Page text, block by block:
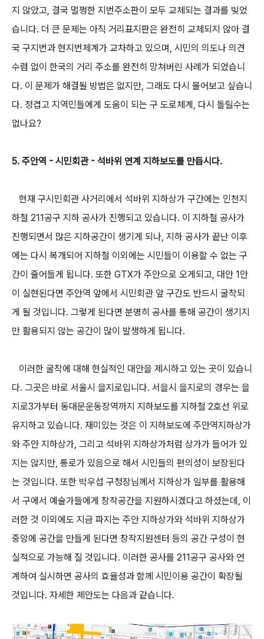
지 않았고, 결국 멀쩡한 지번주소판이 모두 교체되는 결과를 빚었
습니다. 더 큰 문제는 아직 거리표지판은 완전히 교체되지 않아 결
국 구지번과 현지번체계가 교차하고 있으며, 시민의 의도나 의견
수렴 없이 한국의 거리 주소를 완전히 망쳐버린 사례가 되었습니
다. 이 문제가 해결될 방법은 없지만, 그래도 다시 물어보고 싶습니
다. 정겹고 지역민들에게 도움이 되는 구 도로체계, 다시 돌릴수는
없나요?
5. 주안역 - 시민회관 - 석바위 연계 지하보도를 만듭시다.
현재 구시민회관 사거리에서 석바위 지하상가 구간에는 인천지
하철 211공구 지하 공사가 진행되고 있습니다. 이 지하철 공사가
진행되면서 많은 지하공간이 생기게 되나, 지하 공사가 끝난 이후
에는 다시 복개되어 지하철 이외에는 시민들이 이용할 수 없는 구
간이 줄어들게 됩니다. 또한 GTX가 주안으로 오게되고, 대안 1안
이 실현된다면 주안역 앞에서 시민회관 앞 구간도 반드시 굴착되
게 될 것입니다. 그렇게 된다면 분명히 공사를 통해 공간이 생기지
만 활용되지 않는 공간이 많이 발생하게 됩니다.
이러한 굴착에 대해 현실적인 대안을 제시하고 있는 곳이 있습니
다. 그곳은 바로 서울시 을지로입니다. 서을시 을지로의 경우는 을
지로3가부터 동대문운동장역까지 지하보도를 지하철 2호선 위로
유지하고 있습니다. 재미있는 것은 이 지하보도에 주안역지하상가
와 주안 지하상가, 그리고 석바위 지하상가처럼 상가가 들어가 있
지는 않지만, 통로가 있음으로 해서 시민들의 편의성이 보장된다
는 것입니다. 또한 박우섭 구청장님께서 지하상가 일부를 활용해
서 구에서 예술가들에게 창작공간을 지원하시겠다고 하셨는데, 이
러한 것 이외에도 지금 파지는 주안 지하상가와 석바위 지하상가
중앙에 공간을 만들게 된다면 창작지원센터 등의 공간 구성이 현
실적으로 가능해 질 것입니다. 이러한 공사를 211공구 공사와 연
계하여 실시하면 공사의 효율성과 함께 시민이용 공간이 확장될
것입니다. 자세한 제안도는 다음과 같습니다.